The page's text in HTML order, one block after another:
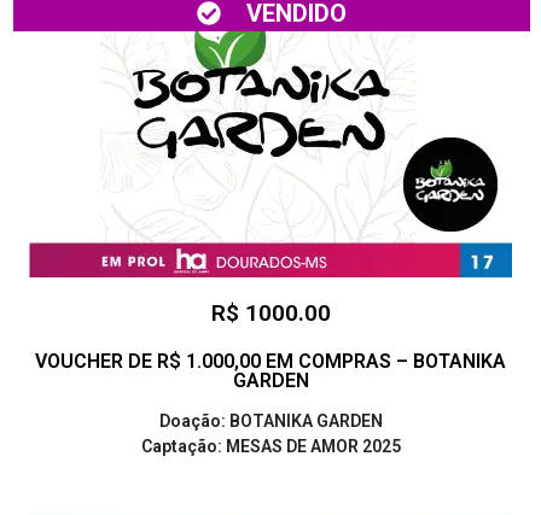
R$ 1000.00
VENDIDO
VOUCHER DE R$ 1.000,00 EM COMPRAS – BOTANIKA
GARDEN
Doação: BOTANIKA GARDEN
Captação: MESAS DE AMOR 2025